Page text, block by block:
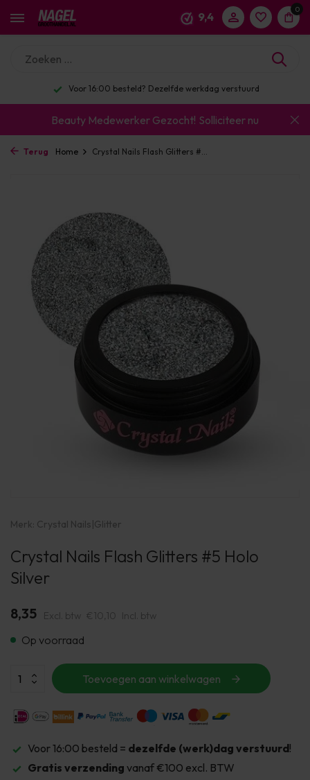
9,4
0
Voor 16:00 besteld? Dezelfde werkdag verstuurd
Beauty Medewerker Gezocht! Solliciteer nu
Terug Home Crystal Nails Flash Glitters #...
Merk: Crystal Nails|Glitter
Crystal Nails Flash Glitters #5 Holo
Silver
8,35 Excl. btw €10,10 Incl. btw
Op voorraad
Toevoegen aan winkelwagen
Voor 16:00 besteld = dezelfde (werk)dag verstuurd!
Gratis verzending vanaf €100 excl. BTW